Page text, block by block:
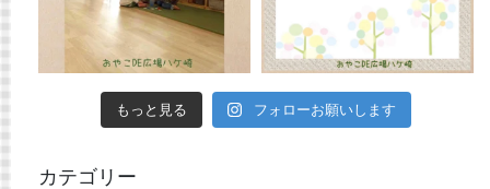
もっと見る フォローお願いします
カテゴリー